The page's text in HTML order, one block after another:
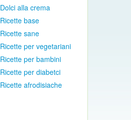
Dolci alla crema
Ricette base
Ricette sane
Ricette per vegetariani
Ricette per bambini
Ricette per diabetci
Ricette afrodisiache